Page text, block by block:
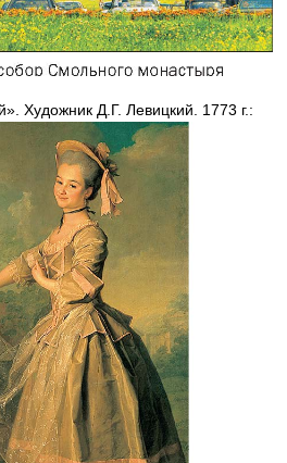
Художник Д.Г. Левицкий. 1773 г.: